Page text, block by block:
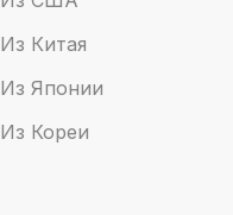
Из Китая
Из Японии
Из Кореи